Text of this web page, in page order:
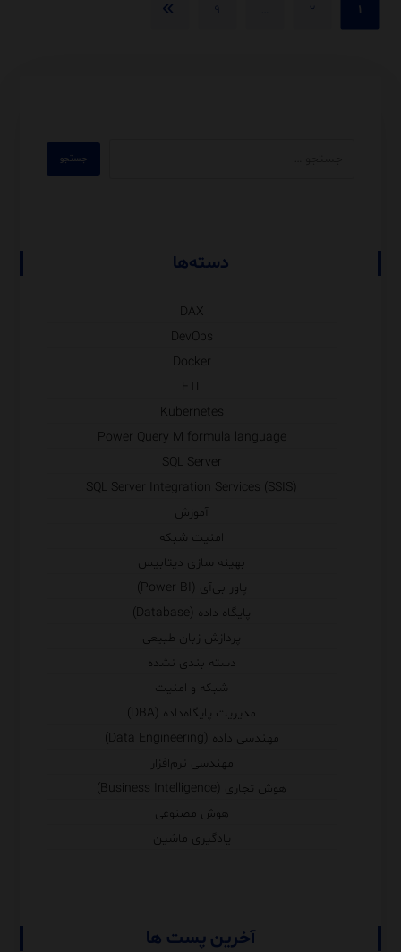
۱ ۲ … ۹
دسته‌ها
DAX
DevOps
Docker
ETL
Kubernetes
Power Query M formula language
SQL Server
SQL Server Integration Services (SSIS)
آموزش
امنیت شبکه
بهینه سازی دیتابیس
پاور بی‌آی (Power BI)
پایگاه داده (Database)
پردازش زبان طبیعی
دسته بندی نشده
شبکه و امنیت
مدیریت پایگاه‌داده (DBA)
مهندسی داده (Data Engineering)
مهندسی نرم‌افزار
هوش تجاری (Business Intelligence)
هوش مصنوعی
یادگیری ماشین
آخرین پست ها